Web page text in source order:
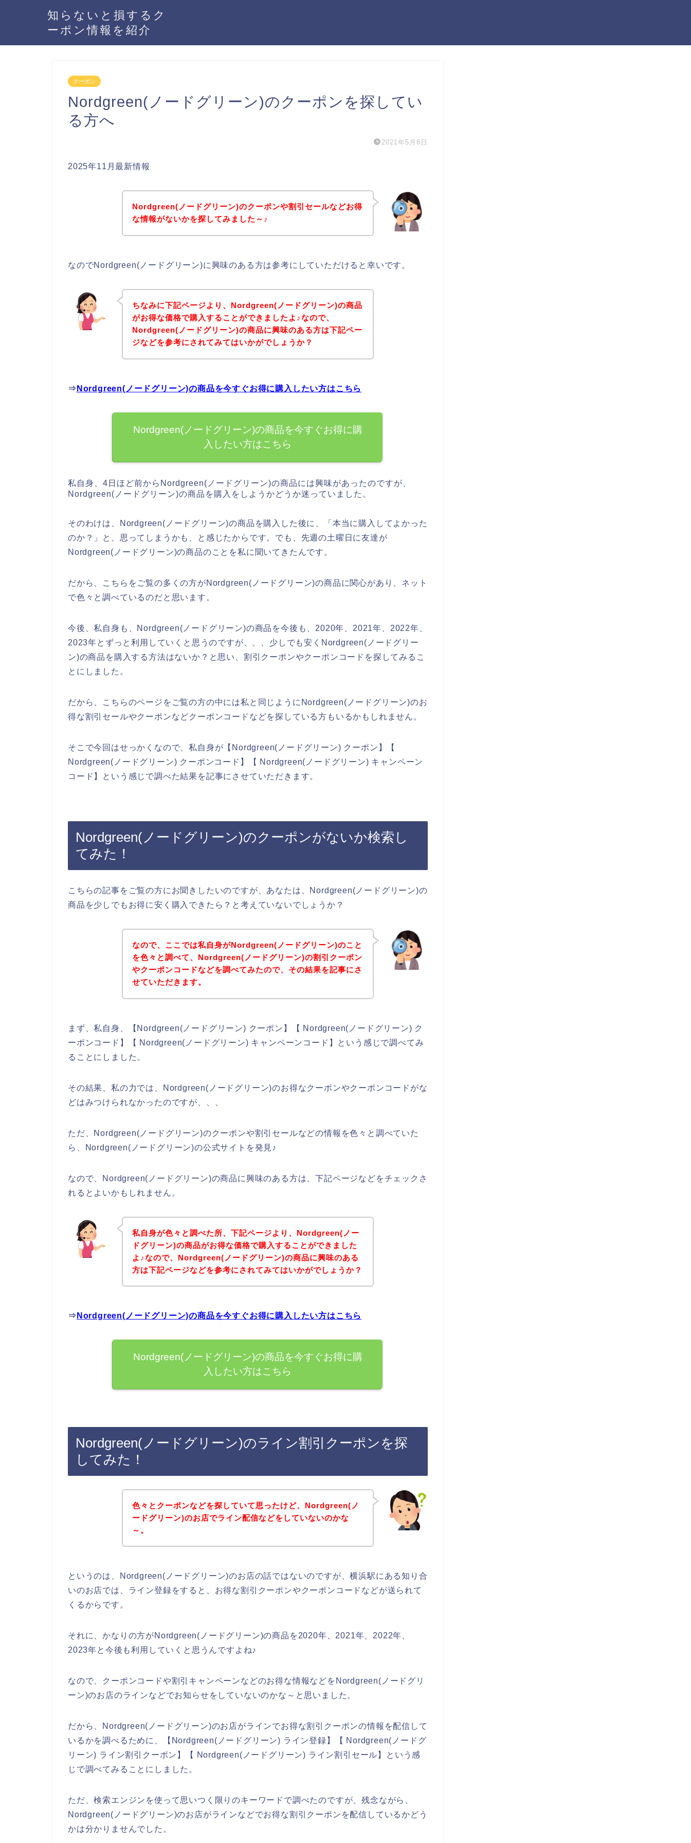
知らないと損するク
ーポン情報を紹介
クーポン
Nordgreen(ノードグリーン)のクーポンを探してい
る方へ
2021年5月8日
2025年11月最新情報
Nordgreen(ノードグリーン)のクーポンや割引セールなどお得
な情報がないかを探してみました～♪
なのでNordgreen(ノードグリーン)に興味のある方は参考にしていただけると幸いです。
ちなみに下記ページより、Nordgreen(ノードグリーン)の商品
がお得な価格で購入することができましたよ♪なので、
Nordgreen(ノードグリーン)の商品に興味のある方は下記ペー
ジなどを参考にされてみてはいかがでしょうか？
⇒ Nordgreen(ノードグリーン)の商品を今すぐお得に購入したい方はこちら
Nordgreen(ノードグリーン)の商品を今すぐお得に購
入したい方はこちら
私自身、4日ほど前からNordgreen(ノードグリーン)の商品には興味があったのですが、
Nordgreen(ノードグリーン)の商品を購入をしようかどうか迷っていました。
そのわけは、Nordgreen(ノードグリーン)の商品を購入した後に、「本当に購入してよかった
のか？」と、思ってしまうかも、と感じたからです。でも、先週の土曜日に友達が
Nordgreen(ノードグリーン)の商品のことを私に聞いてきたんです。
だから、こちらをご覧の多くの方がNordgreen(ノードグリーン)の商品に関心があり、ネット
で色々と調べているのだと思います。
今後、私自身も、Nordgreen(ノードグリーン)の商品を今後も、2020年、2021年、2022年、
2023年とずっと利用していくと思うのですが、、、少しでも安くNordgreen(ノードグリー
ン)の商品を購入する方法はないか？と思い、割引クーポンやクーポンコードを探してみるこ
とにしました。
だから、こちらのページをご覧の方の中には私と同じようにNordgreen(ノードグリーン)のお
得な割引セールやクーポンなどクーポンコードなどを探している方もいるかもしれません。
そこで今回はせっかくなので、私自身が【Nordgreen(ノードグリーン) クーポン】【
Nordgreen(ノードグリーン) クーポンコード】【 Nordgreen(ノードグリーン) キャンペーン
コード】という感じで調べた結果を記事にさせていただきます。
Nordgreen(ノードグリーン)のクーポンがないか検索し
てみた！
こちらの記事をご覧の方にお聞きしたいのですが、あなたは、Nordgreen(ノードグリーン)の
商品を少しでもお得に安く購入できたら？と考えていないでしょうか？
なので、ここでは私自身がNordgreen(ノードグリーン)のこと
を色々と調べて、Nordgreen(ノードグリーン)の割引クーポン
やクーポンコードなどを調べてみたので、その結果を記事にさ
せていただきます。
まず、私自身、【Nordgreen(ノードグリーン) クーポン】【 Nordgreen(ノードグリーン) ク
ーポンコード】【 Nordgreen(ノードグリーン) キャンペーンコード】という感じで調べてみ
ることにしました。
その結果、私の力では、Nordgreen(ノードグリーン)のお得なクーポンやクーポンコードがな
どはみつけられなかったのですが、、、
ただ、Nordgreen(ノードグリーン)のクーポンや割引セールなどの情報を色々と調べていた
ら、Nordgreen(ノードグリーン)の公式サイトを発見♪
なので、Nordgreen(ノードグリーン)の商品に興味のある方は、下記ページなどをチェックさ
れるとよいかもしれません。
私自身が色々と調べた所、下記ページより、Nordgreen(ノー
ドグリーン)の商品がお得な価格で購入することができました
よ♪なので、Nordgreen(ノードグリーン)の商品に興味のある
方は下記ページなどを参考にされてみてはいかがでしょうか？
⇒ Nordgreen(ノードグリーン)の商品を今すぐお得に購入したい方はこちら
Nordgreen(ノードグリーン)の商品を今すぐお得に購
入したい方はこちら
Nordgreen(ノードグリーン)のライン割引クーポンを探
してみた！
色々とクーポンなどを探していて思ったけど、Nordgreen(ノ
ードグリーン)のお店でライン配信などをしていないのかな
～。
というのは、Nordgreen(ノードグリーン)のお店の話ではないのですが、横浜駅にある知り合
いのお店では、ライン登録をすると、お得な割引クーポンやクーポンコードなどが送られて
くるからです。
それに、かなりの方がNordgreen(ノードグリーン)の商品を2020年、2021年、2022年、
2023年と今後も利用していくと思うんですよね♪
なので、クーポンコードや割引キャンペーンなどのお得な情報などをNordgreen(ノードグリ
ーン)のお店のラインなどでお知らせをしていないのかな～と思いました。
だから、Nordgreen(ノードグリーン)のお店がラインでお得な割引クーポンの情報を配信して
いるかを調べるために、【Nordgreen(ノードグリーン) ライン登録】【 Nordgreen(ノードグ
リーン) ライン割引クーポン】【 Nordgreen(ノードグリーン) ライン割引セール】という感
じで調べてみることにしました。
ただ、検索エンジンを使って思いつく限りのキーワードで調べたのですが、残念ながら、
Nordgreen(ノードグリーン)のお店がラインなどでお得な割引クーポンを配信しているかどう
かは分かりませんでした。